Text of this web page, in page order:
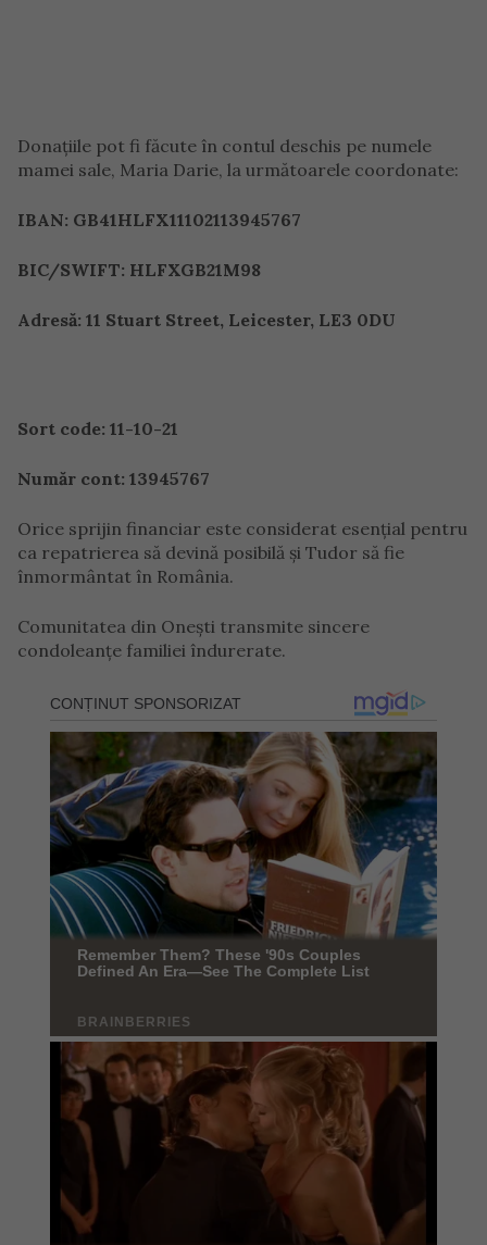
Donațiile pot fi făcute în contul deschis pe numele
mamei sale, Maria Darie, la următoarele coordonate:
IBAN: GB41HLFX11102113945767
BIC/SWIFT: HLFXGB21M98
Adresă: 11 Stuart Street, Leicester, LE3 0DU
Sort code: 11-10-21
Număr cont: 13945767
Orice sprijin financiar este considerat esențial pentru
ca repatrierea să devină posibilă și Tudor să fie
înmormântat în România.
Comunitatea din Onești transmite sincere
condoleanțe familiei îndurerate.